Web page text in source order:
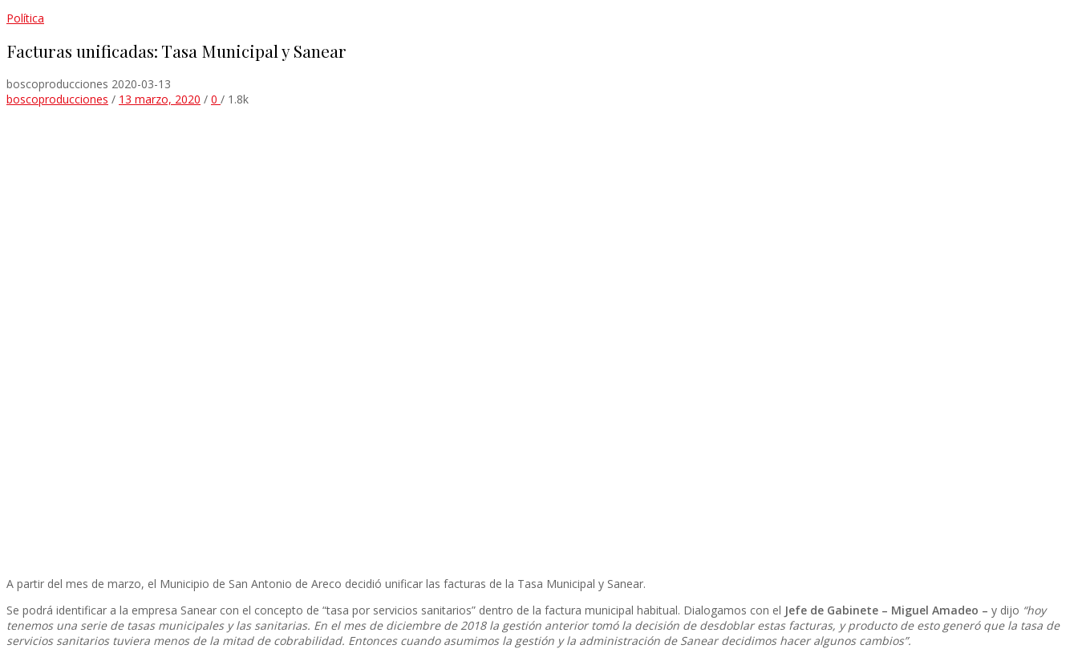
Política
Facturas unificadas: Tasa Municipal y Sanear
boscoproducciones 2020-03-13
boscoproducciones / 13 marzo, 2020 / 0 / 1.8k
A partir del mes de marzo, el Municipio de San Antonio de Areco decidió unificar las facturas de la Tasa Municipal y Sanear.
Se podrá identificar a la empresa Sanear con el concepto de “tasa por servicios sanitarios” dentro de la factura municipal habitual. Dialogamos con el Jefe de Gabinete – Miguel Amadeo – y dijo “hoy
tenemos una serie de tasas municipales y las sanitarias. En el mes de diciembre de 2018 la gestión anterior tomó la decisión de desdoblar estas facturas, y producto de esto generó que la tasa de
servicios sanitarios tuviera menos de la mitad de cobrabilidad. Entonces cuando asumimos la gestión y la administración de Sanear decidimos hacer algunos cambios”.